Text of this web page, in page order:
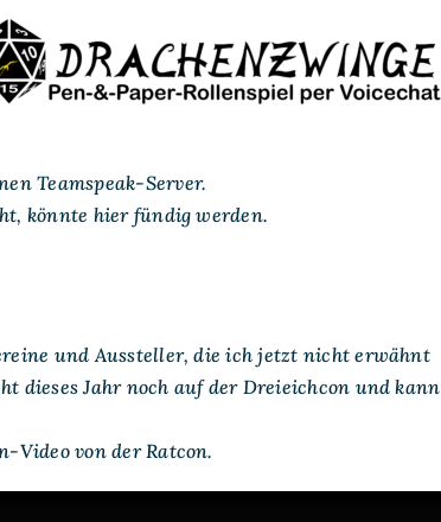
Teamspeak-Server.
könnte hier fündig werden.
und Aussteller, die ich jetzt nicht erwähnt
dieses Jahr noch auf der Dreieichcon und kann
Video von der Ratcon.